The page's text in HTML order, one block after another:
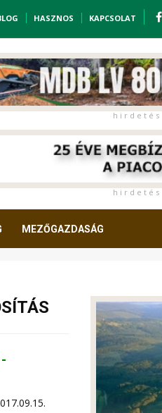
HASZNOS KAPCSOLAT
h i r d e t é s
h i r d e t é s
MEZŐGAZDASÁG